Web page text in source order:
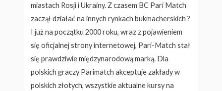
miastach Rosji i Ukrainy. Z czasem BC Pari Match
zaczął działać na innych rynkach bukmacherskich ?
I już na początku 2000 roku, wraz z pojawieniem
się oficjalnej strony internetowej, Pari-Match stał
się prawdziwie międzynarodową marką. Dla
polskich graczy Parimatch akceptuje zakłady w
polskich złotych, wszystkie aktualne kursy na